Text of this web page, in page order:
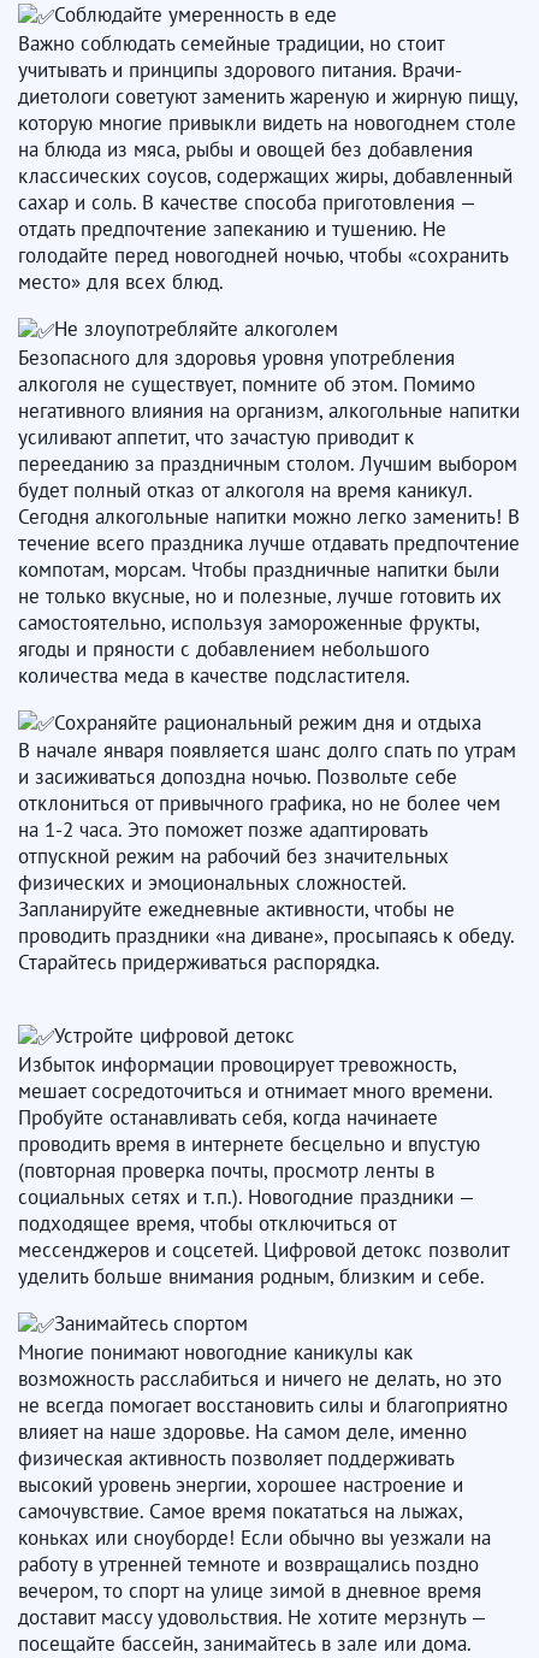
Соблюдайте умеренность в еде
Важно соблюдать семейные традиции, но стоит
учитывать и принципы здорового питания. Врачи-
диетологи советуют заменить жареную и жирную пищу,
которую многие привыкли видеть на новогоднем столе
на блюда из мяса, рыбы и овощей без добавления
классических соусов, содержащих жиры, добавленный
сахар и соль. В качестве способа приготовления —
отдать предпочтение запеканию и тушению. Не
голодайте перед новогодней ночью, чтобы «сохранить
место» для всех блюд.
Не злоупотребляйте алкоголем
Безопасного для здоровья уровня употребления
алкоголя не существует, помните об этом. Помимо
негативного влияния на организм, алкогольные напитки
усиливают аппетит, что зачастую приводит к
перееданию за праздничным столом. Лучшим выбором
будет полный отказ от алкоголя на время каникул.
Сегодня алкогольные напитки можно легко заменить! В
течение всего праздника лучше отдавать предпочтение
компотам, морсам. Чтобы праздничные напитки были
не только вкусные, но и полезные, лучше готовить их
самостоятельно, используя замороженные фрукты,
ягоды и пряности с добавлением небольшого
количества меда в качестве подсластителя.
Сохраняйте рациональный режим дня и отдыха
В начале января появляется шанс долго спать по утрам
и засиживаться допоздна ночью. Позвольте себе
отклониться от привычного графика, но не более чем
на 1-2 часа. Это поможет позже адаптировать
отпускной режим на рабочий без значительных
физических и эмоциональных сложностей.
Запланируйте ежедневные активности, чтобы не
проводить праздники «на диване», просыпаясь к обеду.
Старайтесь придерживаться распорядка.
Устройте цифровой детокс
Избыток информации провоцирует тревожность,
мешает сосредоточиться и отнимает много времени.
Пробуйте останавливать себя, когда начинаете
проводить время в интернете бесцельно и впустую
(повторная проверка почты, просмотр ленты в
социальных сетях и т.п.). Новогодние праздники —
подходящее время, чтобы отключиться от
мессенджеров и соцсетей. Цифровой детокс позволит
уделить больше внимания родным, близким и себе.
Занимайтесь спортом
Многие понимают новогодние каникулы как
возможность расслабиться и ничего не делать, но это
не всегда помогает восстановить силы и благоприятно
влияет на наше здоровье. На самом деле, именно
физическая активность позволяет поддерживать
высокий уровень энергии, хорошее настроение и
самочувствие. Самое время покататься на лыжах,
коньках или сноуборде! Если обычно вы уезжали на
работу в утренней темноте и возвращались поздно
вечером, то спорт на улице зимой в дневное время
доставит массу удовольствия. Не хотите мерзнуть —
посещайте бассейн, занимайтесь в зале или дома.